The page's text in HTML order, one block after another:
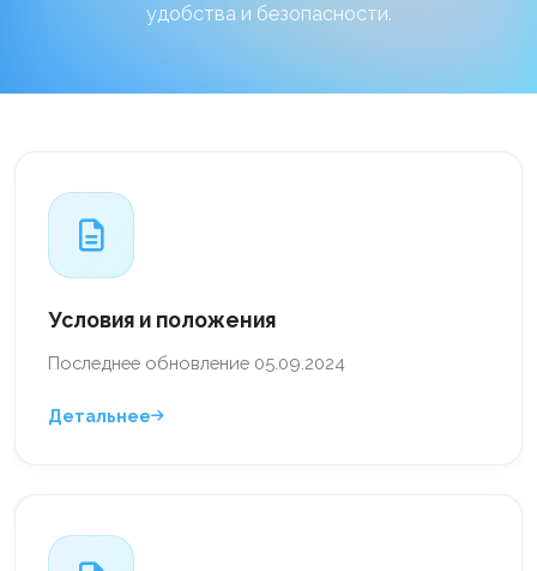
удобства и безопасности.
Условия и положения
Последнее обновление 05.09.2024
Детальнее